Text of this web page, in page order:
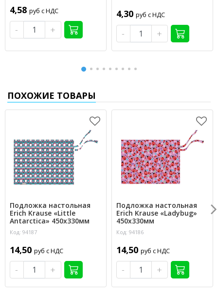
4,58 руб с НДС
- +
4,30 руб с НДС
- +
ПОХОЖИЕ ТОВАРЫ
Подложка настольная
Erich Krause «Little
Antarctica» 450х330мм
Код: 94187
14,50 руб с НДС
- +
Подложка настольная
Erich Krause «Ladybug»
450х330мм
Код: 94186
14,50 руб с НДС
- +